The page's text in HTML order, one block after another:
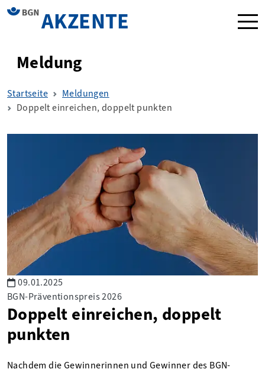
AKZENTE
Meldung
Startseite
Meldungen
Doppelt einreichen, doppelt punkten
09.01.2025
BGN-Präventionspreis 2026
Doppelt einreichen, doppelt
punkten
Nachdem die Gewinnerinnen und Gewinner des BGN-